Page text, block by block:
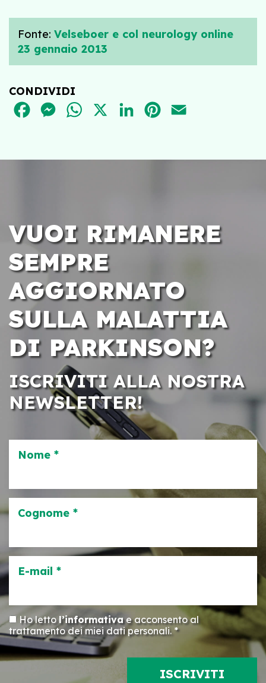
Fonte: Velseboer e col neurology online
23 gennaio 2013
CONDIVIDI
FACEBOOKMESSENGER
WHATSAPPLINKEDINPINTEREST
VUOI RIMANERE
SEMPRE
AGGIORNATO
SULLA MALATTIA
DI PARKINSON?
ISCRIVITI ALLA NOSTRA
NEWSLETTER!
Nome *
Cognome *
E-mail *
Ho lettol’informativae acconsento al
trattamento dei miei dati personali. *